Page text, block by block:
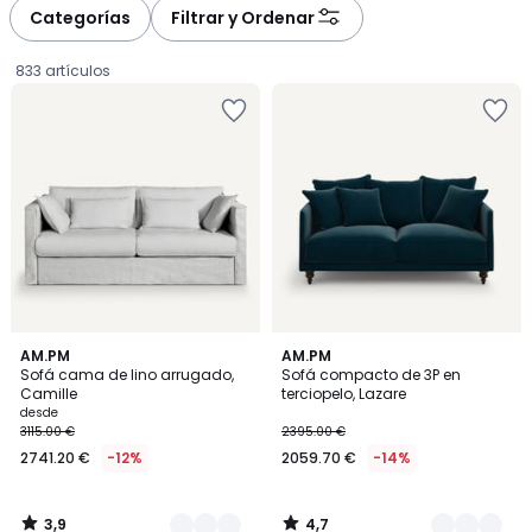
Categorías Filtrar y Ordenar
833 artículos
AM.PM
Sofá cama de lino arrugado,
Camille
Precio
a
partir
2741.20
desde
3115.00 €
2741.20 € -12%
3,9
/ 5
2
Colores
3,9
AM.PM
Sofá compacto de 3P en
terciopelo, Lazare
2395.00 €
2059.70 € -14%
4,7
/ 5
16
Colores
4,7